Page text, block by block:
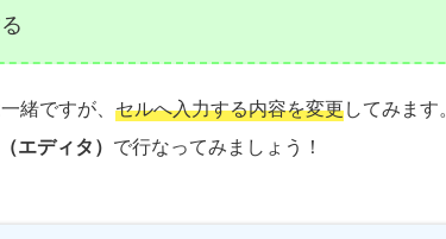
緒ですが、 セルへ入力する内容を変更してみます。
エディタ） で行なってみましょう！